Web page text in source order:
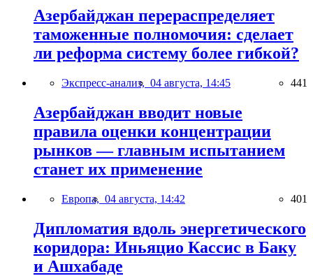
Азербайджан перераспределяет
таможенные полномочия: сделает
ли реформа систему более гибкой?
Экспресс-анализ, 04 августа, 14:45 441
Азербайджан вводит новые
правила оценки концентрации
рынков — главным испытанием
станет их применение
Европа, 04 августа, 14:42 401
Дипломатия вдоль энергетического
коридора: Иньяцио Кассис в Баку
и Ашхабаде